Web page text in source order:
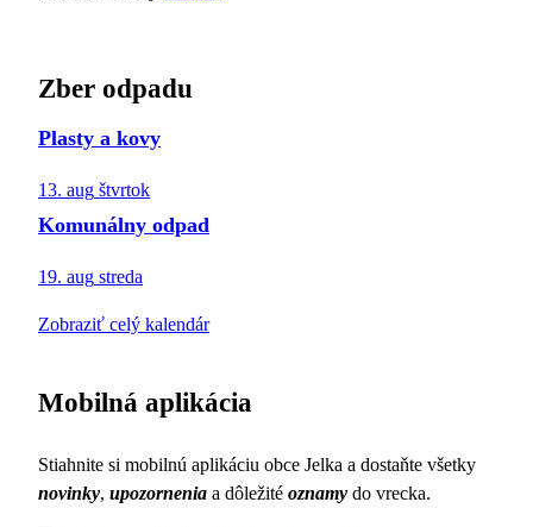
Zber odpadu
Plasty a kovy
13. aug štvrtok
Komunálny odpad
19. aug streda
Zobraziť celý kalendár
Mobilná aplikácia
Stiahnite si mobilnú aplikáciu obce Jelka a dostaňte všetky
novinky, upozornenia a dôležité oznamy do vrecka.